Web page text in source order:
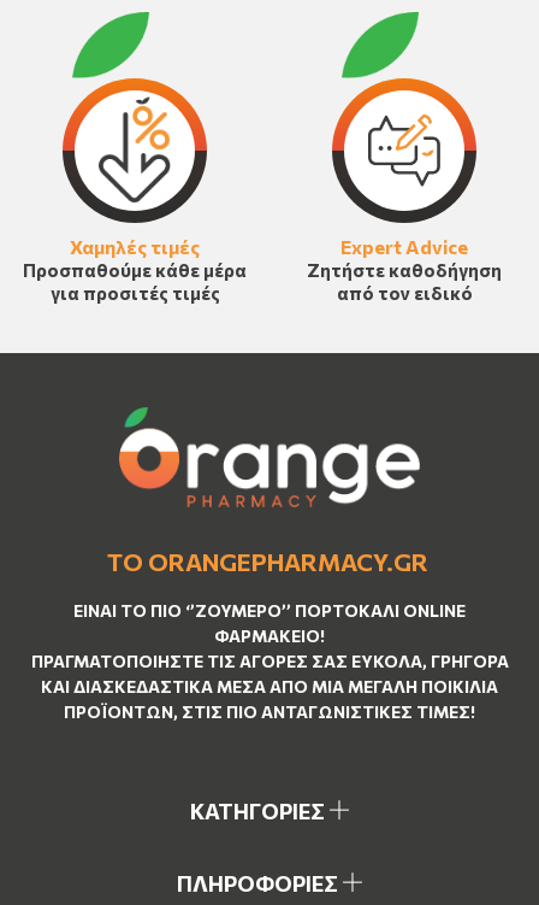
Χαμηλές τιμές
Προσπαθούμε κάθε μέρα
για προσιτές τιμές
Expert Advice
Ζητήστε καθοδήγηση
από τον ειδικό
ΤΟ ORANGEPHARMACY.GR
ΕΊΝΑΙ ΤO ΠΙΟ ‘’ΖΟΥΜΕΡΌ’’ ΠΟΡΤΟΚΑΛΊ ΟNLINE
ΦΑΡΜΑΚΕΊΟ!
ΠΡΑΓΜΑΤΟΠΟΙΉΣΤΕ ΤΙΣ ΑΓΟΡΈΣ ΣΑΣ ΕΎΚΟΛΑ, ΓΡΉΓΟΡΑ
ΚΑΙ ΔΙΑΣΚΕΔΑΣΤΙΚΆ ΜΈΣΑ ΑΠΌ ΜΙΑ ΜΕΓΆΛΗ ΠΟΙΚΙΛΊΑ
ΠΡΟΪΌΝΤΩΝ, ΣΤΙΣ ΠΙΟ ΑΝΤΑΓΩΝΙΣΤΙΚΈΣ ΤΙΜΈΣ!
ΚΑΤΗΓΟΡΙΕΣ
ΠΛΗΡΟΦΟΡΙΕΣ